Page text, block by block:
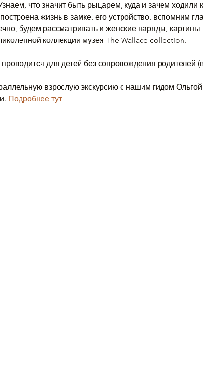
что значит быть рыцарем, куда и зачем ходили
жизнь в замке, его устройство, вспомним
будем рассматривать и женские наряды,
коллекции музея The Wallace collection.
для детей без сопровождения родителей
взрослую экскурсию с нашим гидом
Подробнее тут